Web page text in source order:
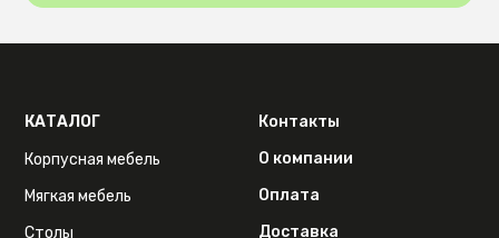
КАТАЛОГ
Корпусная мебель
Мягкая мебель
Столы
Контакты
О компании
Оплата
Доставка